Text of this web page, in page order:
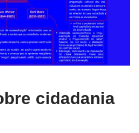
cidadania